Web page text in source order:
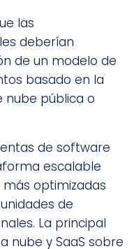
las
deberían
de un modelo de
basado en la
nube pública o
de software
escalable
optimizadas
de
La principal
nube y SaaS sobre